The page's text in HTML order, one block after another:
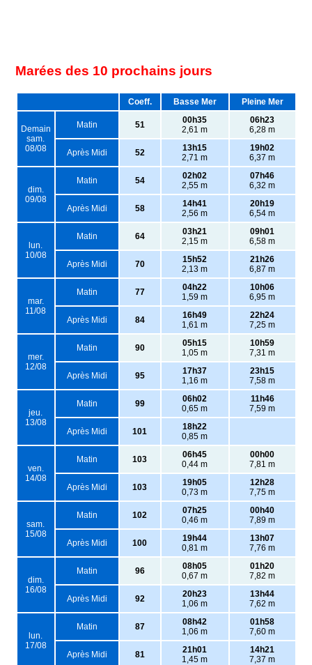
Marées des 10 prochains jours
Coeff. Basse Mer Pleine Mer
Demain
sam.
08/08
Matin 51
00h35
2,61 m
06h23
6,28 m
Après Midi 52
13h15
2,71 m
19h02
6,37 m
dim.
09/08
Matin 54
02h02
2,55 m
07h46
6,32 m
Après Midi 58
14h41
2,56 m
20h19
6,54 m
lun.
10/08
Matin 64
03h21
2,15 m
09h01
6,58 m
Après Midi 70
15h52
2,13 m
21h26
6,87 m
mar.
11/08
Matin 77
04h22
1,59 m
10h06
6,95 m
Après Midi 84
16h49
1,61 m
22h24
7,25 m
mer.
12/08
Matin 90
05h15
1,05 m
10h59
7,31 m
Après Midi 95
17h37
1,16 m
23h15
7,58 m
jeu.
13/08
Matin 99
06h02
0,65 m
11h46
7,59 m
Après Midi 101
18h22
0,85 m
ven.
14/08
Matin 103
06h45
0,44 m
00h00
7,81 m
Après Midi 103
19h05
0,73 m
12h28
7,75 m
sam.
15/08
Matin 102
07h25
0,46 m
00h40
7,89 m
Après Midi 100
19h44
0,81 m
13h07
7,76 m
dim.
16/08
Matin 96
08h05
0,67 m
01h20
7,82 m
Après Midi 92
20h23
1,06 m
13h44
7,62 m
lun.
17/08
Matin 87
08h42
1,06 m
01h58
7,60 m
Après Midi 81
21h01
1,45 m
14h21
7,37 m